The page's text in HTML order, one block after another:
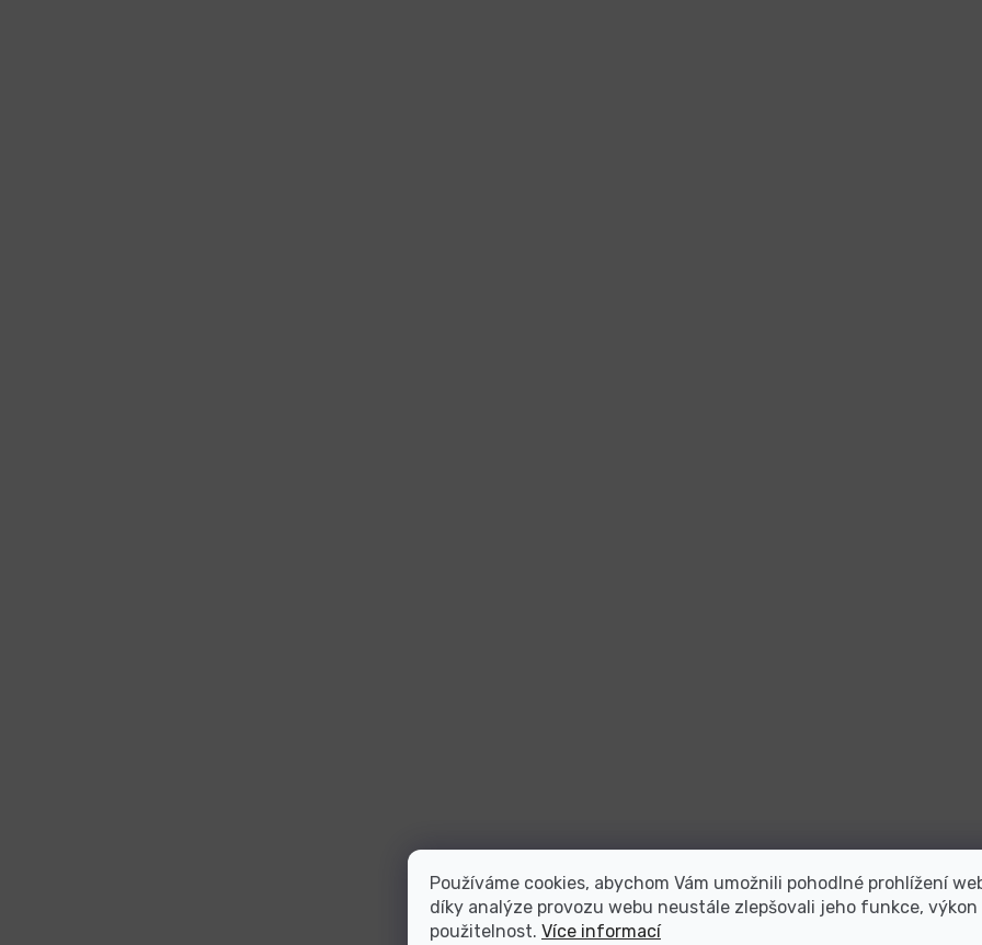
Používáme cookies, abychom Vám umožnili pohodlné prohlížení
díky analýze provozu webu neustále zlepšovali jeho funkce, výkon
použitelnost. Více informací